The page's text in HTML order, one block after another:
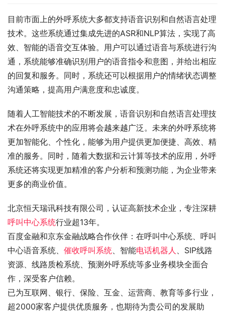
目前市面上的外呼系统大多都支持语音识别和自然语言处理
技术。这些系统通过集成先进的ASR和NLP算法，实现了高
效、智能的语音交互体验。用户可以通过语音与系统进行沟
通，系统能够准确识别用户的语音指令和意图，并给出相应
的回复和服务。同时，系统还可以根据用户的情绪状态调整
沟通策略，提高用户满意度和忠诚度。
随着人工智能技术的不断发展，语音识别和自然语言处理技
术在外呼系统中的应用将会越来越广泛。未来的外呼系统将
更加智能化、个性化，能够为用户提供更加便捷、高效、精
准的服务。同时，随着大数据和云计算等技术的应用，外呼
系统还将实现更加精准的客户分析和预测功能，为企业带来
更多的商业价值。
北京恒天瑞讯科技有限公司，认证高新技术企业，专注深耕
呼叫中心系统行业超13年。
百度金融和京东金融战略合作伙伴：在呼叫中心系统、呼叫
中心语音系统、 催收呼叫系统、智能电话机器人 、SIP线路
资源、线路质检系统、预测外呼系统等多业务模块全面合
作，深受客户信赖。
已为互联网、银行、保险、互金、运营商、教育等多行业，
超2000家客户提供优质服务，也期待为贵公司的发展助